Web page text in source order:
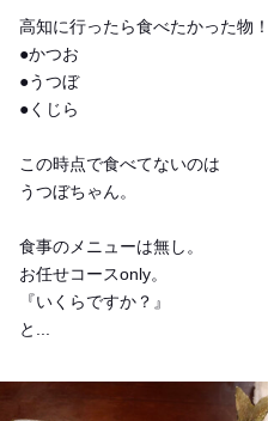
高知に行ったら食べたかった物！
●かつお
●うつぼ
●くじら
この時点で食べてないのは
うつぼちゃん。
食事のメニューは無し。
お任せコースonly。
『いくらですか？』
と...